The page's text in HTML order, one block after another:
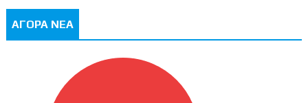
ΑΓΟΡΑ ΝΕΑ